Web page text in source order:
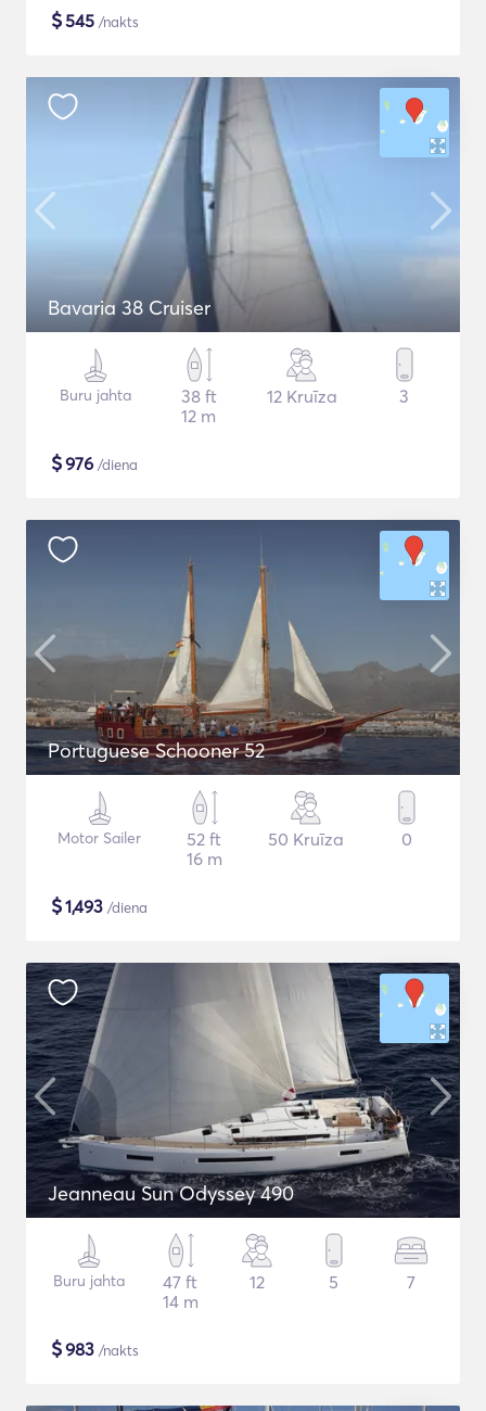
$545 /nakts
Bavaria 38 Cruiser
Buru jahta
38 ft
12 m
12 Kruīza 3
$976 /diena
Portuguese Schooner 52
Motor Sailer
52 ft
16 m
50 Kruīza 0
$1,493 /diena
Jeanneau Sun Odyssey 490
Buru jahta
47 ft
14 m
12 5 7
$983 /nakts